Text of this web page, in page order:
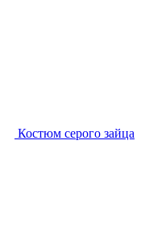
Костюм серого зайца